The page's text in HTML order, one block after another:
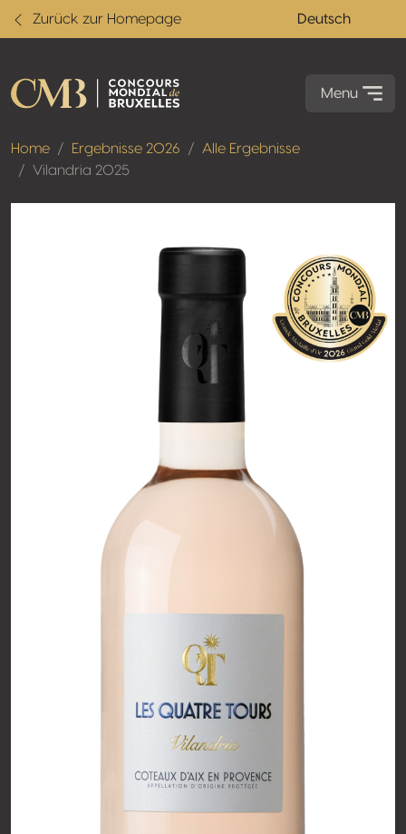
Zurück zur Homepage Deutsch
Menu
Home Ergebnisse 2026
Alle Ergebnisse
Vilandria 2025